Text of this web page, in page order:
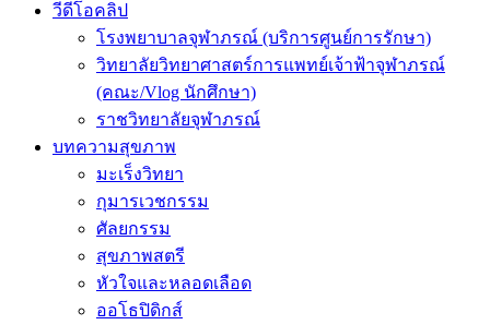
วีดีโอคลิป
โรงพยาบาลจุฬาภรณ์ (บริการศูนย์การรักษา)
วิทยาลัยวิทยาศาสตร์การแพทย์เจ้าฟ้าจุฬาภรณ์
(คณะ/Vlog นักศึกษา)
ราชวิทยาลัยจุฬาภรณ์
บทความสุขภาพ
มะเร็งวิทยา
กุมารเวชกรรม
ศัลยกรรม
สุขภาพสตรี
หัวใจและหลอดเลือด
ออโธปิดิกส์